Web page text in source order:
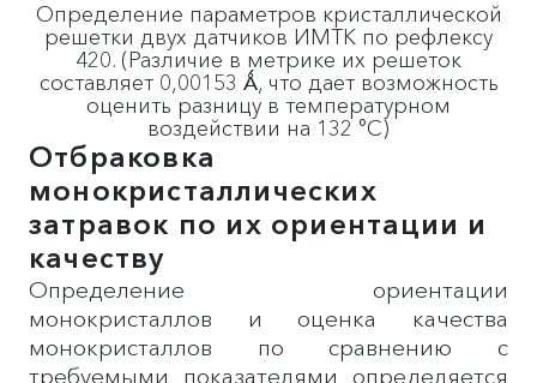
Определение параметров кристаллической
решетки двух датчиков ИМТК по рефлексу
420. (Различие в метрике их решеток
составляет 0,00153 Ǻ, что дает возможность
оценить разницу в температурном
воздействии на 132 °С)
Отбраковка
монокристаллических
затравок по их ориентации и
качеству
Определение ориентации
монокристаллов и оценка качества
монокристаллов по сравнению с
требуемыми показателями определяется